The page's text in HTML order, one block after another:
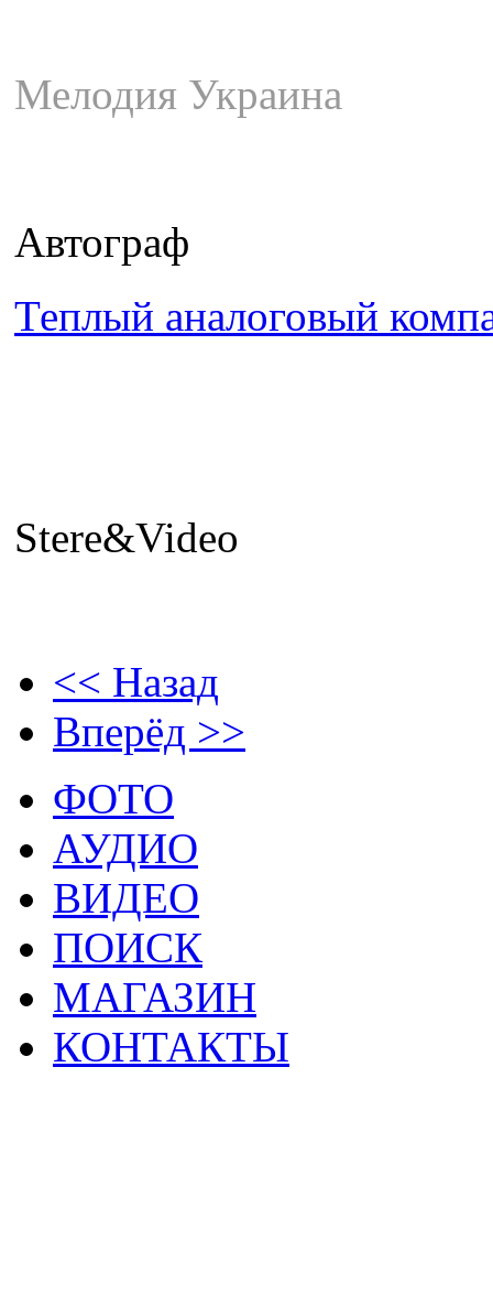
Мелодия Украина
Автограф
Теплый аналоговый
Stere&Video
<< Назад
Вперёд >>
ФОТО
АУДИО
ВИДЕО
ПОИСК
МАГАЗИН
КОНТАКТЫ